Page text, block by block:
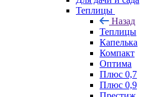
Теплицы
Назад
Теплицы
Капелька
Компакт
Оптима
Плюс 0,7
Плюс 0,9